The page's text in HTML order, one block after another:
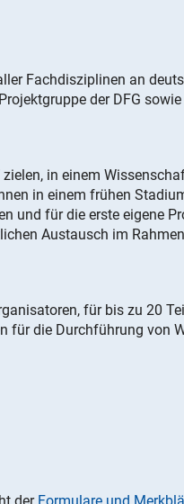
Fachdisziplinen an
der DFG
in einem
in einem frühen
und für die erste eigene
Austausch im
für bis zu 20
für die Durchführung von